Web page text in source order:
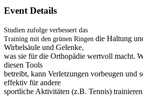
Event Details
Studien zufolge verbessert das
Training mit den grünen Ringen die Haltung
Wirbelsäule und Gelenke,
was sie für die Orthopädie wertvoll macht.
diesen Tools
betreibt, kann Verletzungen vorbeugen und
effektiv für andere
sportliche Aktivitäten (z.B. Tennis)